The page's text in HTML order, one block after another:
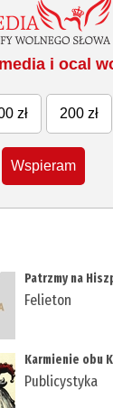
i ocal
zł 200 zł
Wspieram
Patrzmy na
Felieton
Karmienie obu
Publicystyka